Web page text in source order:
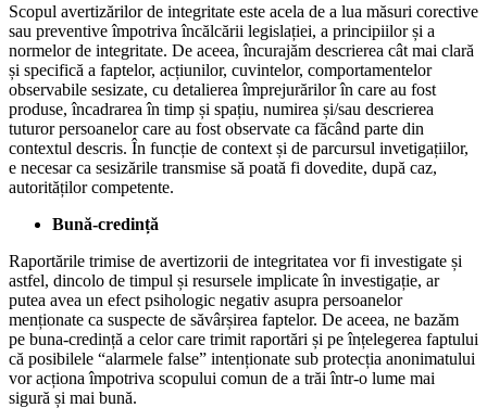
Scopul avertizărilor de integritate este acela de a lua măsuri corective
sau preventive împotriva încălcării legislației, a principiilor și a
normelor de integritate. De aceea, încurajăm descrierea cât mai clară
și specifică a faptelor, acțiunilor, cuvintelor, comportamentelor
observabile sesizate, cu detalierea împrejurărilor în care au fost
produse, încadrarea în timp și spațiu, numirea și/sau descrierea
tuturor persoanelor care au fost observate ca făcând parte din
contextul descris. În funcție de context și de parcursul invetigațiilor,
e necesar ca sesizările transmise să poată fi dovedite, după caz,
autorităților competente.
Bună-credință
Raportările trimise de avertizorii de integritatea vor fi investigate și
astfel, dincolo de timpul și resursele implicate în investigație, ar
putea avea un efect psihologic negativ asupra persoanelor
menționate ca suspecte de săvârșirea faptelor. De aceea, ne bazăm
pe buna-credință a celor care trimit raportări și pe înțelegerea faptului
că posibilele “alarmele false” intenționate sub protecția anonimatului
vor acționa împotriva scopului comun de a trăi într-o lume mai
sigură și mai bună.